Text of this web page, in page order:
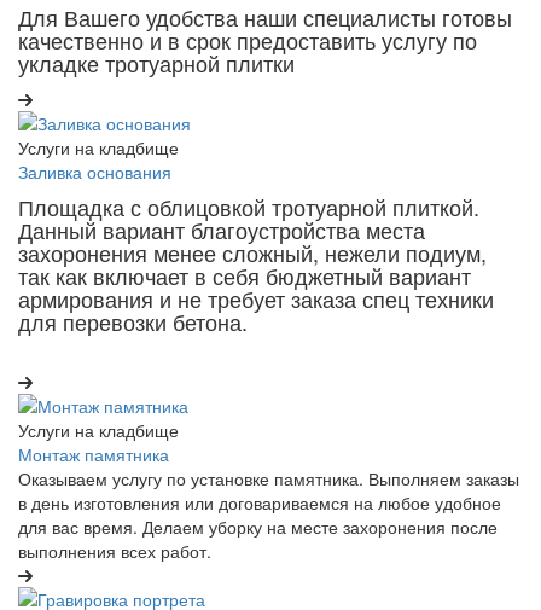
Для Вашего удобства наши специалисты готовы
качественно и в срок предоставить услугу по
укладке тротуарной плитки
Услуги на кладбище
Заливка основания
Площадка с облицовкой тротуарной плиткой.
Данный вариант благоустройства места
захоронения менее сложный, нежели подиум,
так как включает в себя бюджетный вариант
армирования и не требует заказа спец техники
для перевозки бетона.
Услуги на кладбище
Монтаж памятника
Оказываем услугу по установке памятника. Выполняем заказы
в день изготовления или договариваемся на любое удобное
для вас время. Делаем уборку на месте захоронения после
выполнения всех работ.